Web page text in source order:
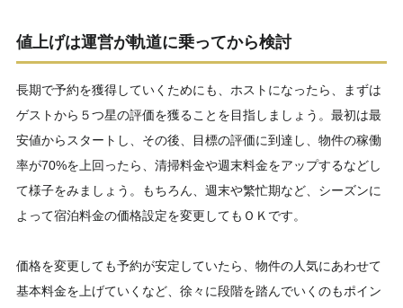
値上げは運営が軌道に乗ってから検討
長期で予約を獲得していくためにも、ホストになったら、まずは
ゲストから５つ星の評価を獲ることを目指しましょう。最初は最
安値からスタートし、その後、目標の評価に到達し、物件の稼働
率が70%を上回ったら、清掃料金や週末料金をアップするなどし
て様子をみましょう。もちろん、週末や繁忙期など、シーズンに
よって宿泊料金の価格設定を変更してもＯＫです。
価格を変更しても予約が安定していたら、物件の人気にあわせて
基本料金を上げていくなど、徐々に段階を踏んでいくのもポイン